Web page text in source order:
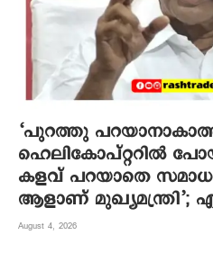
‘പുറത്തു
ഹെലികോപ്റ്ററിൽ
കളവ് പറയാതെ
ആളാണ് മുഖ്യമന്ത്രി’;
August 4, 2026